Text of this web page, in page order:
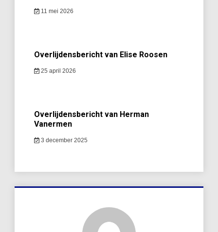
11 mei 2026
Overlijdensbericht van Elise Roosen
25 april 2026
Overlijdensbericht van Herman
Vanermen
3 december 2025